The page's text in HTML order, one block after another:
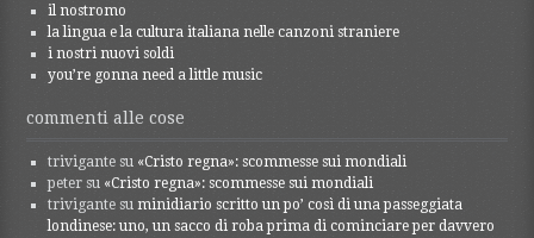
il nostromo
la lingua e la cultura italiana nelle canzoni straniere
i nostri nuovi soldi
you’re gonna need a little music
commenti alle cose
trivigante su «Cristo regna»: scommesse sui mondiali
peter su «Cristo regna»: scommesse sui mondiali
trivigante suminidiario scritto un po’ così di una passeggiata
londinese: uno, un sacco di roba prima di cominciare per davvero